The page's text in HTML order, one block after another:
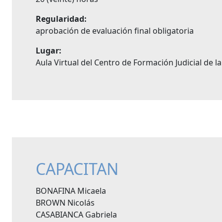
Regularidad:
aprobación de evaluación final obligatoria
Lugar:
Aula Virtual del Centro de Formación Judicial de la
CAPACITAN
BONAFINA Micaela
BROWN Nicolás
CASABIANCA Gabriela